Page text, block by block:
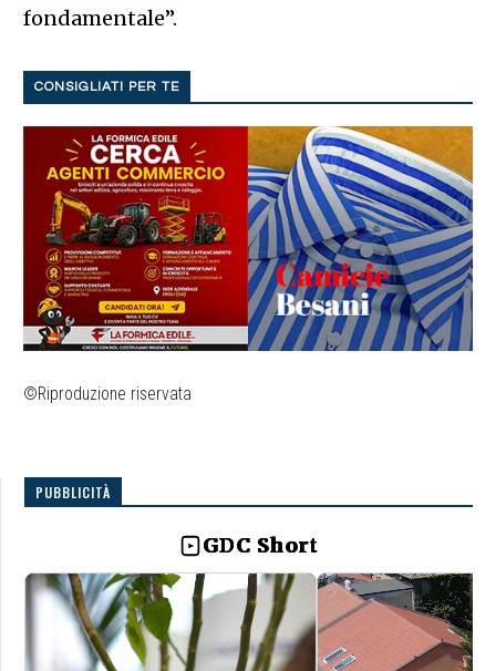
fondamentale”.
CONSIGLIATI PER TE
©Riproduzione riservata
PUBBLICITÀ
GDC Short